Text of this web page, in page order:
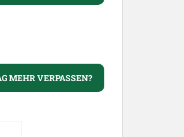
MEHR VERPASSEN?